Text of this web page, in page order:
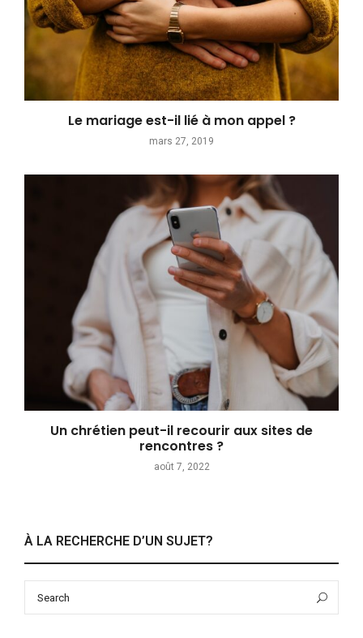
Le mariage est-il lié à mon appel ?
mars 27, 2019
Un chrétien peut-il recourir aux sites de
rencontres ?
août 7, 2022
À LA RECHERCHE D’UN SUJET?